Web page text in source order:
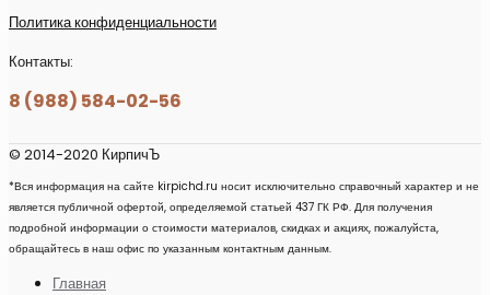
Политика конфиденциальности
Контакты:
8 (988) 584-02-56
© 2014-2020 КирпичЪ
*Вся информация на сайте kirpichd.ru носит исключительно справочный характер и не
является публичной офертой, определяемой статьей 437 ГК РФ. Для получения
подробной информации о стоимости материалов, скидках и акциях, пожалуйста,
обращайтесь в наш офис по указанным контактным данным.
Главная